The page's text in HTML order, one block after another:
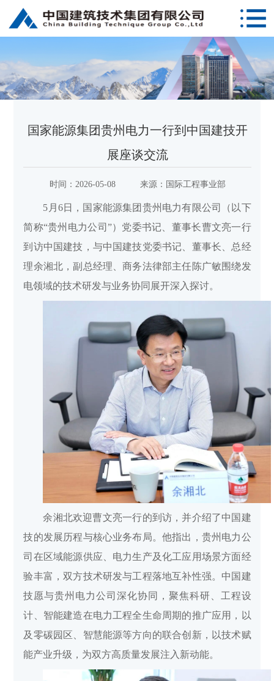
国家能源集团贵州电力一行到中国建技开
展座谈交流
时间： 2026-05-08 来源： 国际工程事业部
5月6日，国家能源集团贵州电力有限公司（以下
简称“贵州电力公司”）党委书记、董事长曹文亮一行
到访中国建技，与中国建技党委书记、董事长、总经
理余湘北，副总经理、商务法律部主任陈广敏围绕发
电领域的技术研发与业务协同展开深入探讨。
余湘北欢迎曹文亮一行的到访，并介绍了中国建
技的发展历程与核心业务布局。他指出，贵州电力公
司在区域能源供应、电力生产及化工应用场景方面经
验丰富，双方技术研发与工程落地互补性强。中国建
技愿与贵州电力公司深化协同，聚焦科研、工程设
计、智能建造在电力工程全生命周期的推广应用，以
及零碳园区、智慧能源等方向的联合创新，以技术赋
能产业升级，为双方高质量发展注入新动能。